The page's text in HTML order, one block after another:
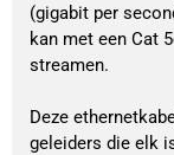
(gigabit per
kan met een Cat
streamen.
Deze
geleiders die elk